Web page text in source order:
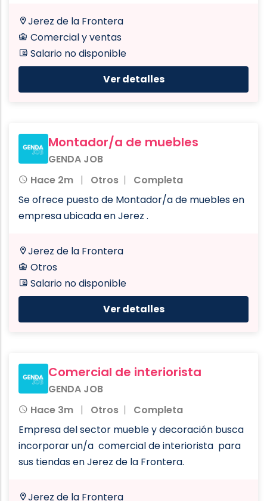
Jerez de la Frontera
Comercial y ventas
Salario no disponible
Ver detalles
Montador/a de muebles
GENDA JOB
Hace 2m
Otros
Completa
Se ofrece puesto de Montador/a de muebles en
empresa ubicada en Jerez .
Jerez de la Frontera
Otros
Salario no disponible
Ver detalles
Comercial de interiorista
GENDA JOB
Hace 3m
Otros
Completa
Empresa del sector mueble y decoración busca
incorporar un/a comercial de interiorista para
sus tiendas en Jerez de la Frontera.
Jerez de la Frontera